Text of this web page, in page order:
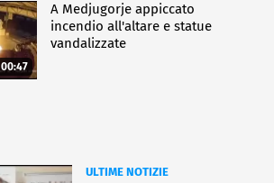
00:47
A Medjugorje appiccato
incendio all'altare e statue
vandalizzate
ULTIME NOTIZIE